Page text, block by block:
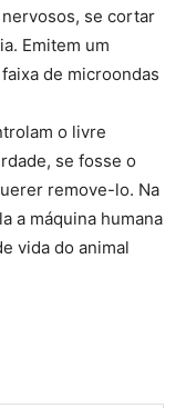
se cortar
Emitem um
de microondas
o livre
se fosse o
remove-lo. Na
a máquina humana
vida do animal